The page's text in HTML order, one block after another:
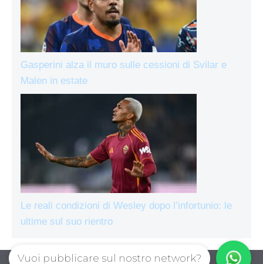
Gasperini alza il muro sulle cessioni di Svilar e
Malen in estate
Le reali condizioni di Wesley dopo l’infortunio: le
ultime sul suo rientro
Vuoi pubblicare sul nostro network?